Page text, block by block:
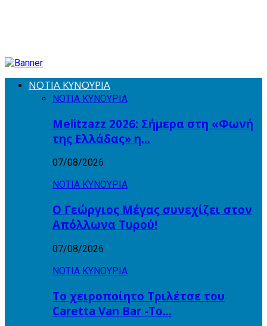
ΝΟΤΙΑ ΚΥΝΟΥΡΙΑ
ΝΟΤΙΑ ΚΥΝΟΥΡΙΑ
Melitzazz 2026: Σήμερα στη «Φωνή
της Ελλάδας» η…
07/08/2026
ΝΟΤΙΑ ΚΥΝΟΥΡΙΑ
Ο Γεώργιος Μέγας συνεχίζει στον
Απόλλωνα Τυρού!
07/08/2026
ΝΟΤΙΑ ΚΥΝΟΥΡΙΑ
Το χειροποίητο Τριλέτσε του
Caretta Van Bar -Το…